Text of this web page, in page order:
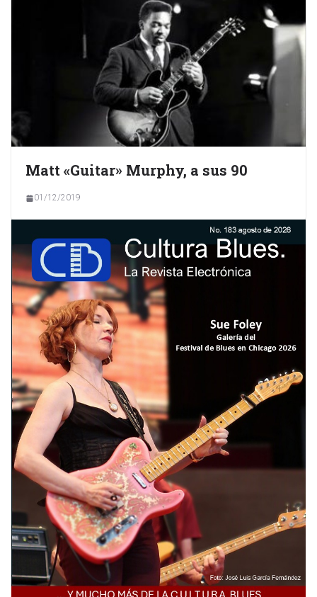
Matt «Guitar» Murphy, a sus 90
01/12/2019